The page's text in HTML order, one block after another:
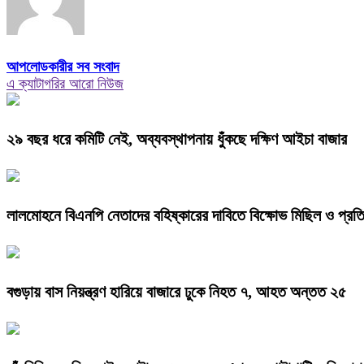
আপলোডকারীর সব সংবাদ
এ ক্যাটাগরির আরো নিউজ
২৯ বছর ধরে কমিটি নেই, অব্যবস্থাপনায় ধুঁকছে দক্ষিণ আইচা বাজার
লালমোহনে বিএনপি নেতাদের বহিষ্কারের দাবিতে বিক্ষোভ মিছিল ও
বগুড়ায় বাস নিয়ন্ত্রণ হারিয়ে বাজারে ঢুকে নিহত ৭, আহত অন্তত ২৫